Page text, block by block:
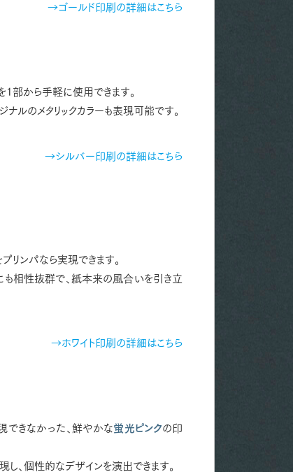
→ゴールド印刷の詳細はこちら
1部から手軽に使用できます。
ナルのメタリックカラーも表現可能です。
→シルバー印刷の詳細はこちら
プリンパなら実現できます。
も相性抜群で、紙本来の風合いを引き立
→ホワイト印刷の詳細はこちら
できなかった、鮮やかな蛍光ピンクの印
、個性的なデザインを演出できます。